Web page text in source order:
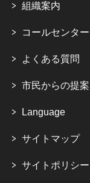
組織案内
コールセンタ
よくある質問
市民からの提案
Language
サイトマップ
サイトポリシー